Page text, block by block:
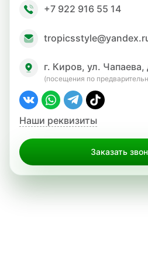
+7 922 916 55 14
г. Киров, ул. Чапаева,
(посещения по
Наши реквизиты
Заказать